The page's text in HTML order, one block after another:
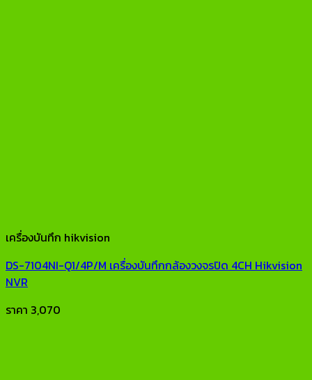
เครื่องบันทึก hikvision
DS-7104NI-Q1/4P/M เครื่องบันทึกกล้องวงจรปิด 4CH Hikvision
NVR
ราคา 3,070